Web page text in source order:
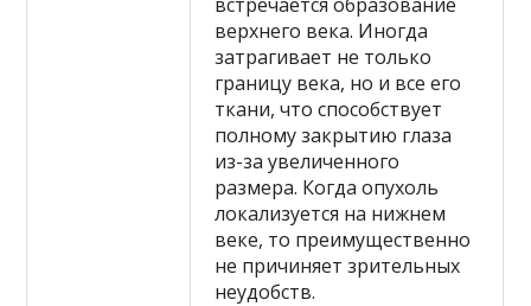
верхнего века. Иногда
затрагивает не только
границу века, но и все его
ткани, что способствует
полному закрытию глаза
из-за увеличенного
размера. Когда опухоль
локализуется на нижнем
веке, то преимущественно
не причиняет зрительных
неудобств.